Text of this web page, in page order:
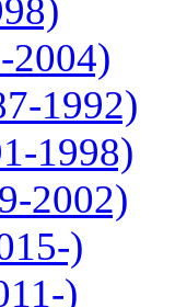
2004)
1992)
1998)
2002)
)
)